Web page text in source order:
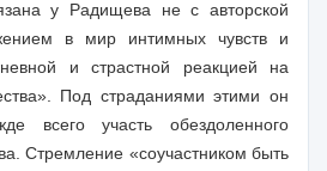
у Радищева не с авторской
в мир интимных чувств и
и страстной реакцией на
Под страданиями этими он
всего участь обездоленного
Стремление «соучастником быть